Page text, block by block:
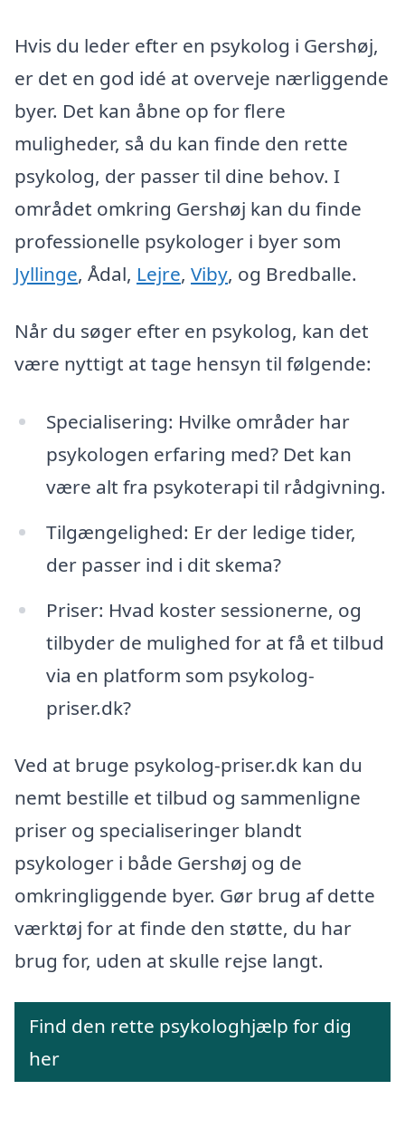
Hvis du leder efter en psykolog i Gershøj,
er det en god idé at overveje nærliggende
byer. Det kan åbne op for flere
muligheder, så du kan finde den rette
psykolog, der passer til dine behov. I
området omkring Gershøj kan du finde
professionelle psykologer i byer som
Jyllinge, Ådal, Lejre, Viby, og Bredballe.
Når du søger efter en psykolog, kan det
være nyttigt at tage hensyn til følgende:
Specialisering: Hvilke områder har
psykologen erfaring med? Det kan
være alt fra psykoterapi til rådgivning.
Tilgængelighed: Er der ledige tider,
der passer ind i dit skema?
Priser: Hvad koster sessionerne, og
tilbyder de mulighed for at få et tilbud
via en platform som psykolog-
priser.dk?
Ved at bruge psykolog-priser.dk kan du
nemt bestille et tilbud og sammenligne
priser og specialiseringer blandt
psykologer i både Gershøj og de
omkringliggende byer. Gør brug af dette
værktøj for at finde den støtte, du har
brug for, uden at skulle rejse langt.
Find den rette psykologhjælp for dig
her